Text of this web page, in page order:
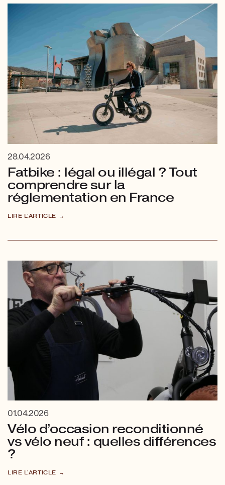
28.04.2026
Fatbike : légal ou illégal ? Tout
comprendre sur la
réglementation en France
LIRE L'ARTICLE
01.04.2026
Vélo d’occasion reconditionné
vs vélo neuf : quelles différences
?
LIRE L'ARTICLE